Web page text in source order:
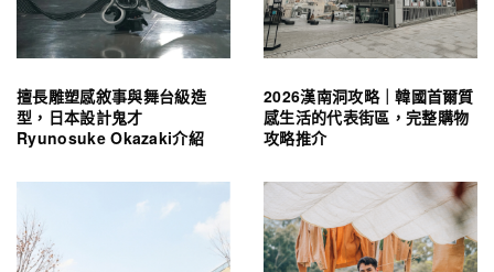
擅長雕塑感敘事與舞台級造
型，日本設計鬼才
Ryunosuke Okazaki介紹
2026漢南洞攻略｜韓國首爾質
感生活的代表街區，完整購物
攻略推介